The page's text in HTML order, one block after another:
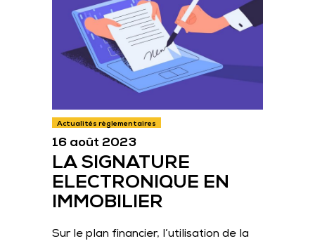
Actualités règlementaires
16 août 2023
LA SIGNATURE
ELECTRONIQUE EN
IMMOBILIER
Sur le plan financier, l’utilisation de la